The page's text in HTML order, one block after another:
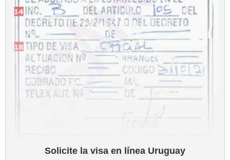
Solicite la visa en línea Uruguay